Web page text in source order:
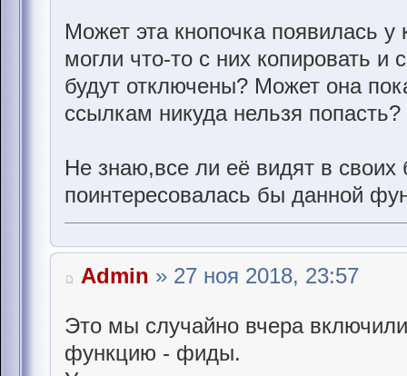
Может эта кнопочка появилась
могли что-то с них копировать и
будут отключены? Может она
ссылкам никуда нельзя попасть?
Не знаю,все ли её видят в
поинтересовалась бы данной
Admin » 27 ноя 2018, 23:57
Это мы случайно вчера
функцию - фиды.